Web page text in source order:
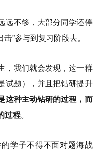
远不够，大部分同学还停
”参与到复习阶段去。
，我们就会发现，这一群
试题），并且把钻研提升
这种主动钻研的过程，而
过程。
学子不得不面对题海战